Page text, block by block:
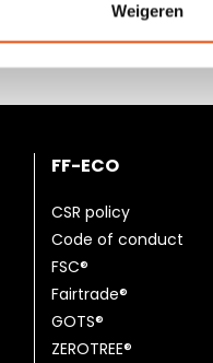
Weigeren
à
hr@ff-packaging.com
FF-ECO
CSR policy
Code of conduct
FSC®
Fairtrade®
GOTS®
ZEROTREE®